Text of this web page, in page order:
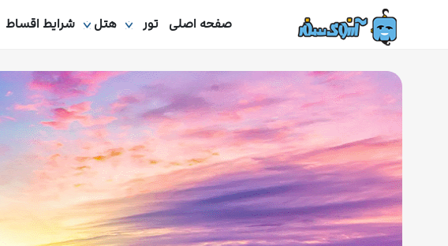
صفحه اصلی تور هتل شرایط اقساط